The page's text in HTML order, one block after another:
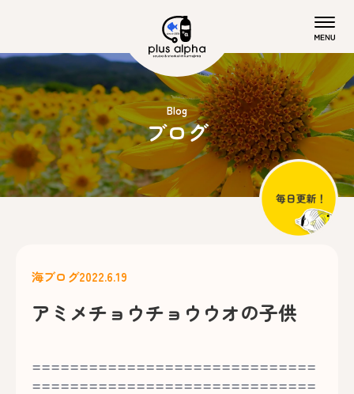
Blog
ブログ
海ブログ2022.6.19
アミメチョウチョウウオの子供
==============================
==============================